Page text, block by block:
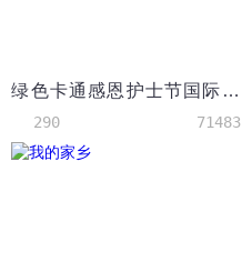
绿色卡通感恩护士节国际护士节海报Word模板
290 71483